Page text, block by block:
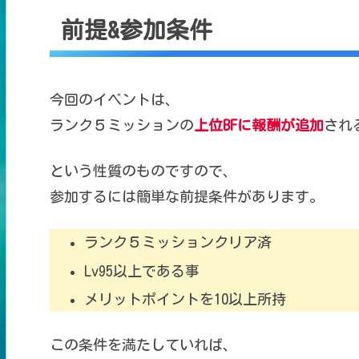
前提&参加条件
今回のイベントは、
ランク５ミッションの 上位BFに報酬が追加され
という性質のものですので、
参加するには簡単な前提条件があります。
ランク５ミッションクリア済
Lv95以上である事
メリットポイントを10以上所持
この条件を満たしていれば、